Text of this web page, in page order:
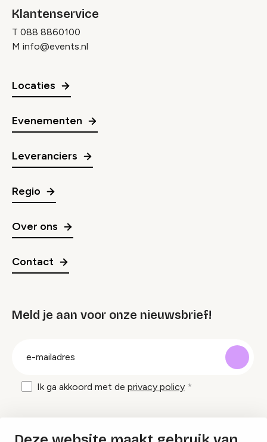
Klantenservice
T 088 8860100
M info@events.nl
Locaties
Evenementen
Leveranciers
Regio
Over ons
Contact
Meld je aan voor onze nieuwsbrief!
Ik ga akkoord met de privacy policy
Inspiratie en tips om evenementen te